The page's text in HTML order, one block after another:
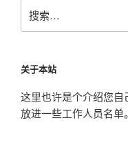
索：
关于本站
这里也许是个介绍您
放进一些工作人员名单。